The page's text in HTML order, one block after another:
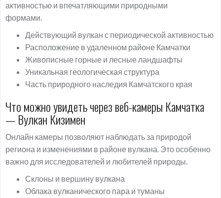
активностью и впечатляющими природными
формами.
Действующий вулкан с периодической активностью
Расположение в удаленном районе Камчатки
Живописные горные и лесные ландшафты
Уникальная геологическая структура
Часть природного наследия Камчатского края
Что можно увидеть через веб-камеры Камчатка
— Вулкан Кизимен
Онлайн камеры позволяют наблюдать за природой
региона и изменениями в районе вулкана. Это особенно
важно для исследователей и любителей природы.
Склоны и вершину вулкана
Облака вулканического пара и туманы